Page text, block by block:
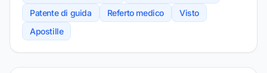
Patente di guida
Referto medico
Visto
Apostille